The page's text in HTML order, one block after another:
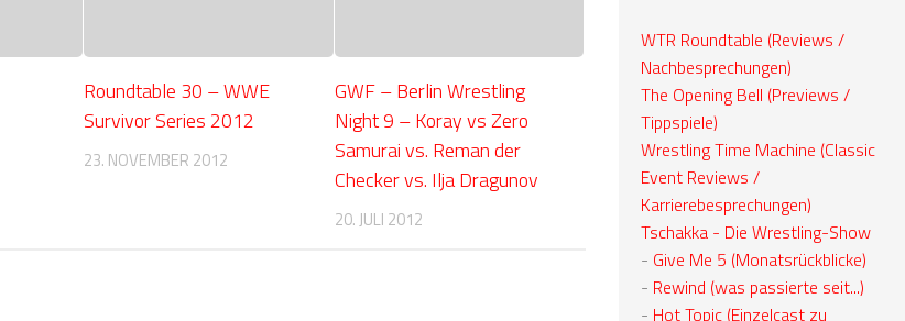
Roundtable 30 – WWE
Survivor Series 2012
23. NOVEMBER 2012
GWF – Berlin Wrestling
Night 9 – Koray vs Zero
Samurai vs. Reman der
Checker vs. Ilja Dragunov
20. JULI 2012
WTR Roundtable (Reviews /
Nachbesprechungen)
The Opening Bell (Previews /
Tippspiele)
Wrestling Time Machine (Classic
Event Reviews /
Karrierebesprechungen)
Tschakka - Die Wrestling-Show
- Give Me 5 (Monatsrückblicke)
- Rewind (was passierte seit...)
- Hot Topic (Einzelcast zu